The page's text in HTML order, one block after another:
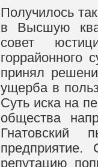
Получилось
в Высшую
совет
горрайонного
принял
ущерба в
Суть иска на
общества
Гнатовский
предприятие.
репутацию